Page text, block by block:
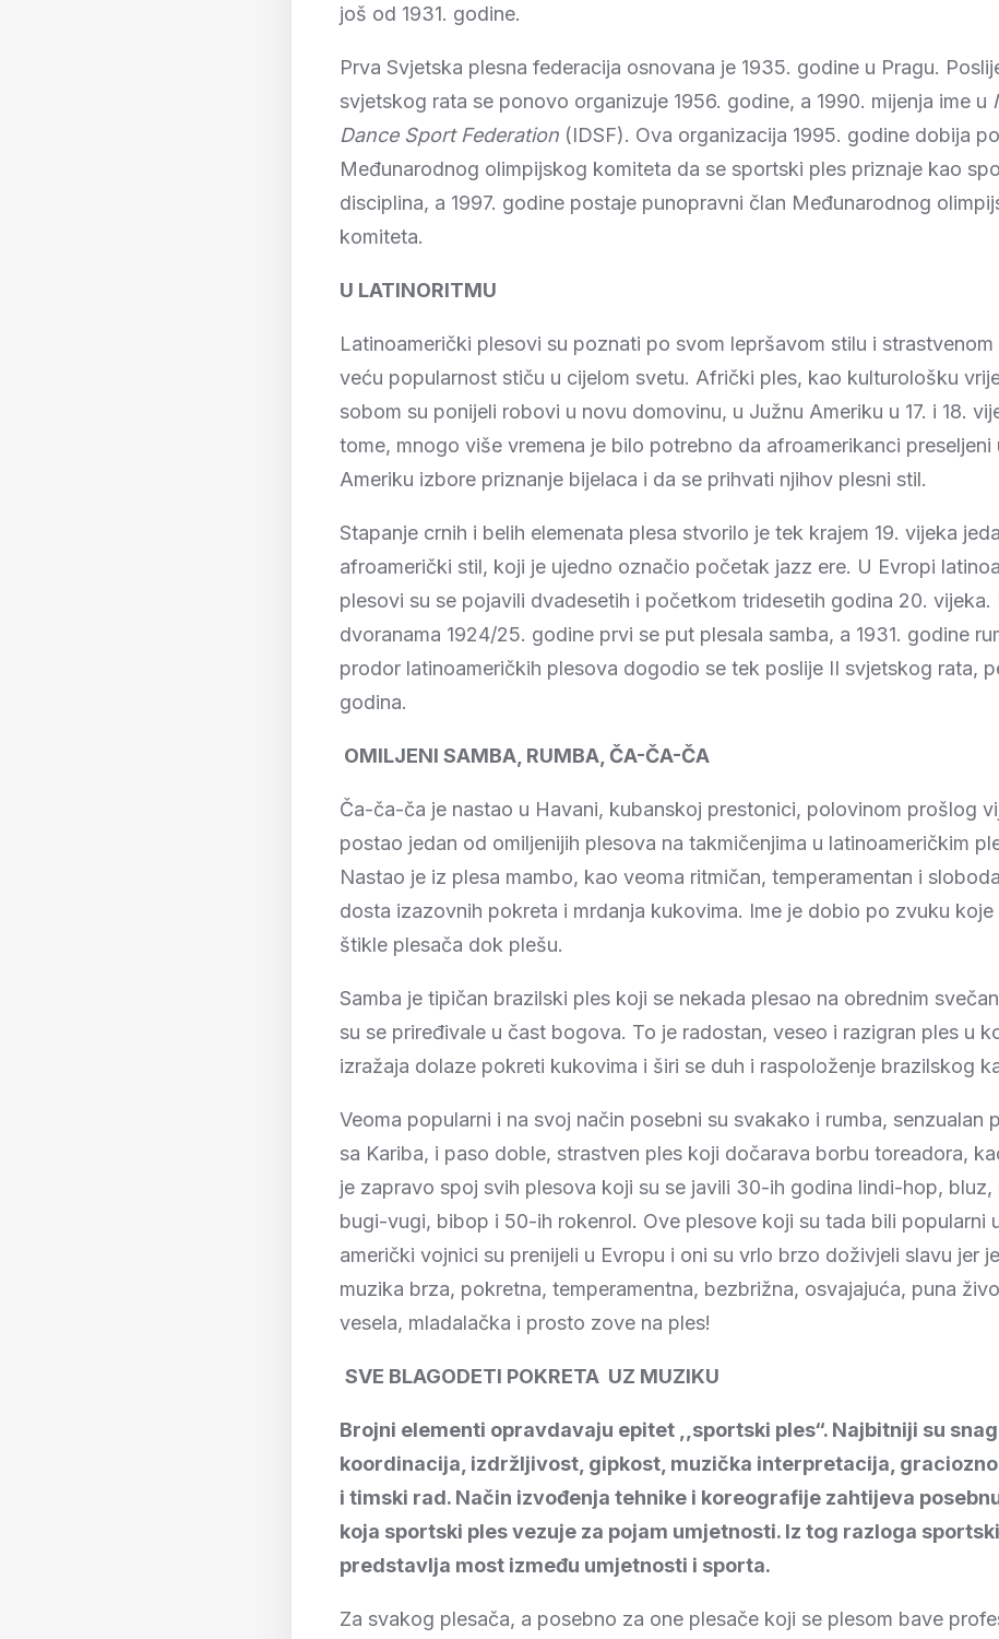
još od 1931. godine.
Prva Svjetska plesna federacija osnovana je 1935. godine u Pragu.
svjetskog rata se ponovo organizuje 1956. godine, a 1990. mijenja ime u
Dance Sport Federation (IDSF). Ova organizacija 1995. godine dobija
Međunarodnog olimpijskog komiteta da se sportski ples priznaje kao
disciplina, a 1997. godine postaje punopravni član Međunarodnog
komiteta.
U LATINORITMU
Latinoamerički plesovi su poznati po svom lepršavom stilu i strastvenom
veću popularnost stiču u cijelom svetu. Afrički ples, kao kulturološku
sobom su ponijeli robovi u novu domovinu, u Južnu Ameriku u 17. i 18.
tome, mnogo više vremena je bilo potrebno da afroamerikanci preseljeni
Ameriku izbore priznanje bijelaca i da se prihvati njihov plesni stil.
Stapanje crnih i belih elemenata plesa stvorilo je tek krajem 19. vijeka
afroamerički stil, koji je ujedno označio početak jazz ere. U Evropi
plesovi su se pojavili dvadesetih i početkom tridesetih godina 20. vijeka.
dvoranama 1924/25. godine prvi se put plesala samba, a 1931. godine
prodor latinoameričkih plesova dogodio se tek poslije II svjetskog rata,
godina.
OMILJENI SAMBA, RUMBA, ČA-ČA-ČA
Ča-ča-ča je nastao u Havani, kubanskoj prestonici, polovinom prošlog
postao jedan od omiljenijih plesova na takmičenjima u latinoameričkim
Nastao je iz plesa mambo, kao veoma ritmičan, temperamentan i
dosta izazovnih pokreta i mrdanja kukovima. Ime je dobio po zvuku koje
štikle plesača dok plešu.
Samba je tipičan brazilski ples koji se nekada plesao na obrednim
su se priređivale u čast bogova. To je radostan, veseo i razigran ples u
izražaja dolaze pokreti kukovima i širi se duh i raspoloženje brazilskog
Veoma popularni i na svoj način posebni su svakako i rumba, senzualan
sa Kariba, i paso doble, strastven ples koji dočarava borbu toreadora,
je zapravo spoj svih plesova koji su se javili 30-ih godina lindi-hop,
bugi-vugi, bibop i 50-ih rokenrol. Ove plesove koji su tada bili popularni
američki vojnici su prenijeli u Evropu i oni su vrlo brzo doživjeli slavu jer
muzika brza, pokretna, temperamentna, bezbrižna, osvajajuća, puna
vesela, mladalačka i prosto zove na ples!
SVE BLAGODETI POKRETA UZ MUZIKU
Brojni elementi opravdavaju epitet ,,sportski ples“. Najbitniji su
koordinacija, izdržljivost, gipkost, muzička interpretacija,
i timski rad. Način izvođenja tehnike i koreografije zahtijeva
koja sportski ples vezuje za pojam umjetnosti. Iz tog razloga
predstavlja most između umjetnosti i sporta.
Za svakog plesača, a posebno za one plesače koji se plesom bave